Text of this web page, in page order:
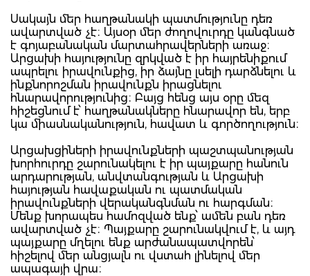
Սակայն մեր հաղթանակի պատմությունը դեռ
ավարտված չէ։ Այսօր մեր ժողովուրդը կանգնած
է գոյաբանական մարտահրավերների առաջ։
Արցախի հայությունը զրկված է իր հայրենիքում
ապրելու իրավունքից, իր ձայնը լսելի դարձնելու և
ինքնորոշման իրավունքն իրացնելու
հնարավորությունից։ Բայց հենց այս օրը մեզ
հիշեցնում է՝ հաղթանակները հնարավոր են, երբ
կա միասնականություն, հավատ և գործողություն։
Արցախցիների իրավունքների պաշտպանության
խորհուրդը շարունակելու է իր պայքարը հանուն
արդարության, անվտանգության և Արցախի
հայության հավաքական ու պատմական
իրավունքների վերականգնման ու հարգման։
Մենք խորապես համոզված ենք՝ ամեն բան դեռ
ավարտված չէ։ Պայքարը շարունակվում է, և այդ
պայքարը մղելու ենք արժանապատվորեն՝
հիշելով մեր անցյալն ու վստահ լինելով մեր
ապագայի վրա։